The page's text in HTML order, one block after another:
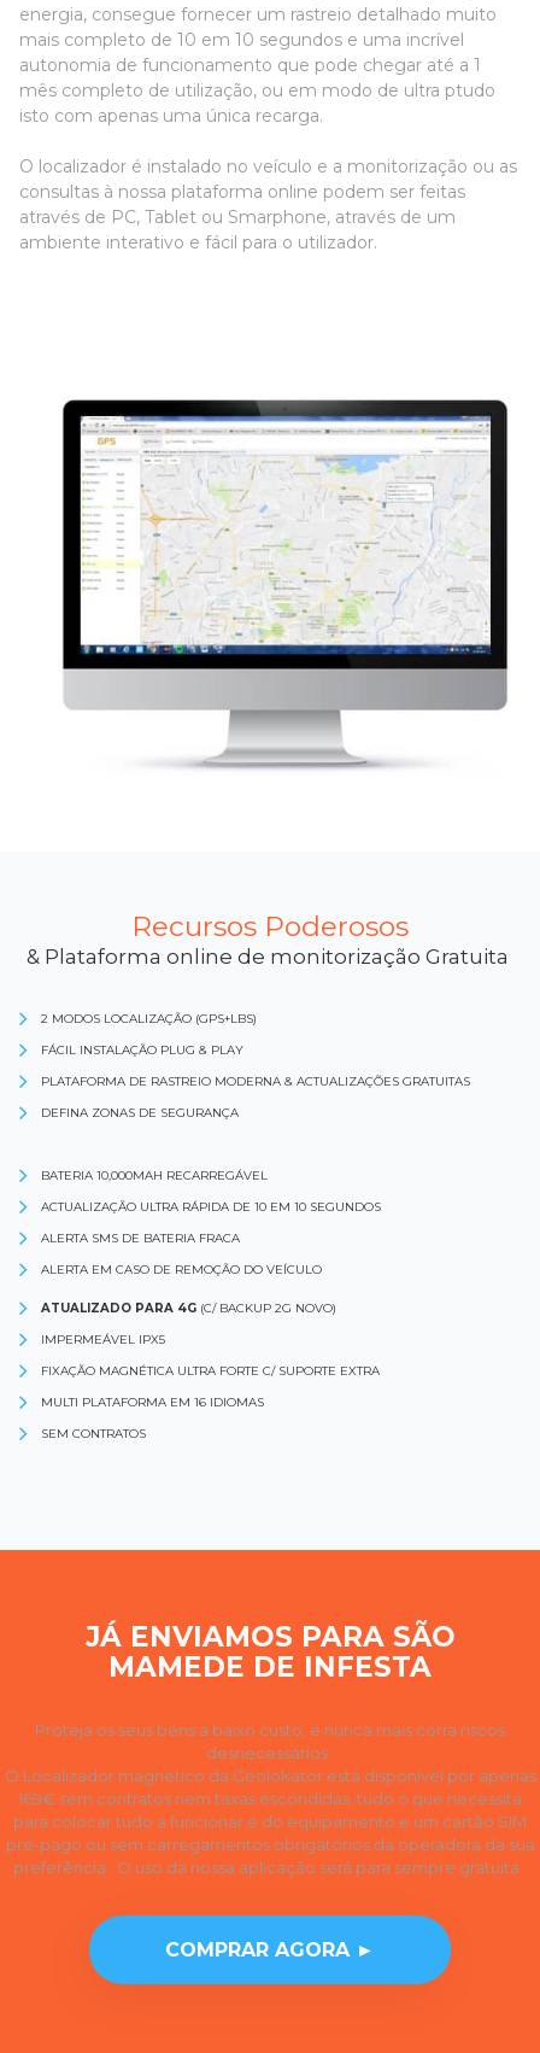
energia, consegue fornecer um rastreio detalhado muito
mais completo de 10 em 10 segundos e uma incrível
autonomia de funcionamento que pode chegar até a 1
mês completo de utilização, ou em modo de ultra ptudo
isto com apenas uma única recarga.
O localizador é instalado no veículo e a monitorização ou as
consultas à nossa plataforma online podem ser feitas
através de PC, Tablet ou Smarphone, através de um
ambiente interativo e fácil para o utilizador.
Recursos Poderosos
& Plataforma online de monitorização Gratuita
2 MODOS LOCALIZAÇÃO (GPS+LBS)
FÁCIL INSTALAÇÃO PLUG & PLAY
PLATAFORMA DE RASTREIO MODERNA & ACTUALIZAÇÕES GRATUITAS
DEFINA ZONAS DE SEGURANÇA
BATERIA 10,000MAH RECARREGÁVEL
ACTUALIZAÇÃO ULTRA RÁPIDA DE 10 EM 10 SEGUNDOS
ALERTA SMS DE BATERIA FRACA
ALERTA EM CASO DE REMOÇÃO DO VEÍCULO
ATUALIZADO PARA 4G (C/ BACKUP 2G NOVO)
IMPERMEÁVEL IPX5
FIXAÇÃO MAGNÉTICA ULTRA FORTE C/ SUPORTE EXTRA
MULTI PLATAFORMA EM 16 IDIOMAS
SEM CONTRATOS
JÁ ENVIAMOS PARA SÃO
MAMEDE DE INFESTA
Proteja os seus bens a baixo custo, e nunca mais corra riscos
desnecessários.
O Localizador magnético da Geolokator está disponível por apenas
169€ sem contratos nem taxas escondidas, tudo o que necessita
para colocar tudo a funcionar é do equipamento e um cartão SIM
pré-pago ou sem carregamentos obrigatórios da operadora da sua
preferência. O uso da nossa aplicação será para sempre gratuita.
COMPRAR AGORA ►